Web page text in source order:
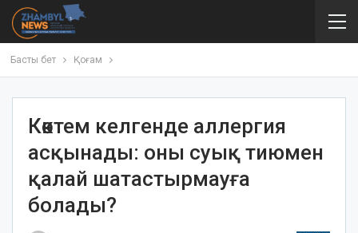
Басты бет Қоғам
Көктем келгенде аллергия
асқынады: оны суық тиюмен
қалай шатастырмауға
болады?